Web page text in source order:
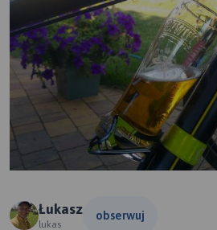
Łukasz
lukas
obserwuj